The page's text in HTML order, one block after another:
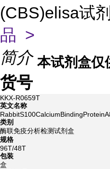
(CBS)elisa试
品 >
简介 本试剂盒仅
货号
KKX-R0659T
英文名称
类别
酶联免疫分析检测试剂盒
规格
96T/48T
包装
盒